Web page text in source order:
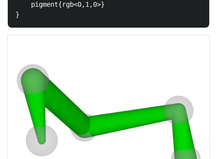
    pigment{rgb<0,1,0>}